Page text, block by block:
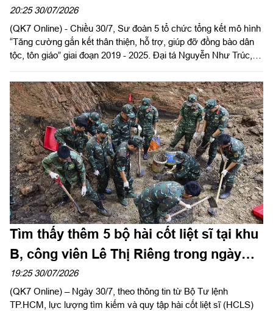
tôn giáo” trên địa bàn đóng quân
20:25 30/07/2026
(QK7 Online) - Chiều 30/7, Sư đoàn 5 tổ chức tổng kết mô hình
“Tăng cường gắn kết thân thiện, hỗ trợ, giúp đỡ đồng bào dân
tộc, tôn giáo” giai đoạn 2019 - 2025. Đại tá Nguyễn Như Trúc,
Tìm thấy thêm 5 bộ hài cốt liệt sĩ tại khu
B, công viên Lê Thị Riêng trong ngày
30/7
19:25 30/07/2026
(QK7 Online) – Ngày 30/7, theo thông tin từ Bộ Tư lệnh
TP.HCM, lực lượng tìm kiếm và quy tập hài cốt liệt sĩ (HCLS)